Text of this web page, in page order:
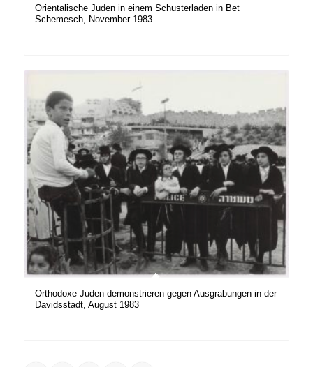
Orientalische Juden in einem Schusterladen in Bet
Schemesch, November 1983
Orthodoxe Juden demonstrieren gegen Ausgrabungen in der
Davidsstadt, August 1983